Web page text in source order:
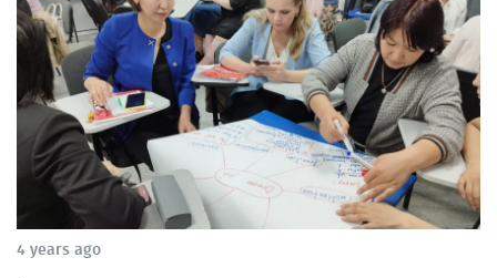
4 years ago